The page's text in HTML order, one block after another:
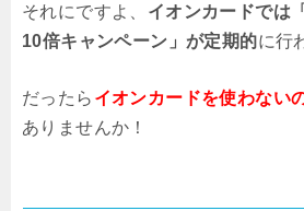
それにですよ、 イオンカードでは
10倍キャンペーン」が定期的に行
だったら イオンカードを使わない
ありませんか！